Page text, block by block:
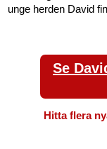
unge herden David
Se
Hitta flera